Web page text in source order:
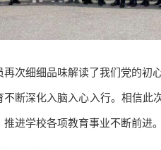
次细细品味解读了我们党的
断深化入脑入心入行。相信
进学校各项教育事业不断前进。